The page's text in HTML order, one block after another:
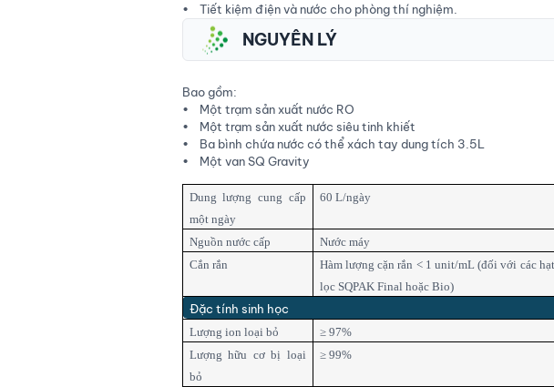
• Tiết kiệm điện và nước cho phòng thí nghiệm.
NGUYÊN LÝ
Bao gồm:
• Một trạm sản xuất nước RO
• Một trạm sản xuất nước siêu tinh khiết
• Ba bình chứa nước có thể xách tay dung tích 3.5L
• Một van SQ Gravity
Dung lượng cung cấp
một ngày
60 L/ngày
Nguồn nước cấp
Nước máy
Cắn rắn
Hàm lượng cặn rắn < 1 unit/mL (đối với các
lọc SQPAK Final hoặc Bio)
Đặc tính sinh học
Lượng ion loại bỏ
≥ 97%
Lượng hữu cơ bị loại
bỏ
≥ 99%